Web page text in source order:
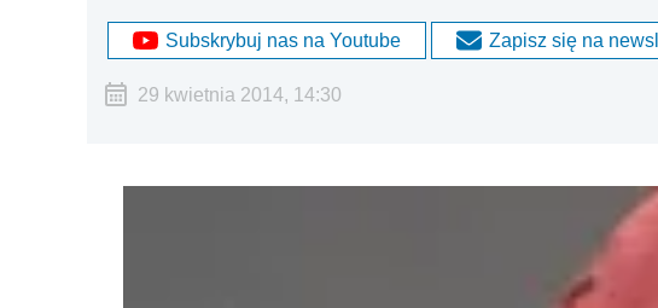
Subskrybuj nas na Youtube Zapisz się na
29 kwietnia 2014, 14:30